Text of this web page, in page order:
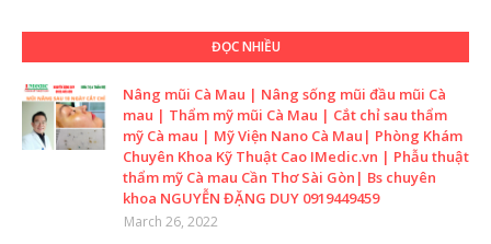
ĐỌC NHIỀU
Nâng mũi Cà Mau | Nâng sống mũi đầu mũi Cà
mau | Thẩm mỹ mũi Cà Mau | Cắt chỉ sau thẩm
mỹ Cà mau | Mỹ Viện Nano Cà Mau| Phòng Khám
Chuyên Khoa Kỹ Thuật Cao IMedic.vn | Phẫu thuật
thẩm mỹ Cà mau Cần Thơ Sài Gòn| Bs chuyên
khoa NGUYỄN ĐẶNG DUY 0919449459
March 26, 2022